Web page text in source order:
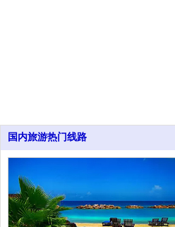
国内旅游热门线路